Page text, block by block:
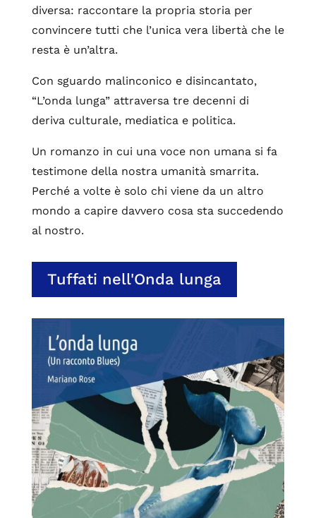
diversa: raccontare la propria storia per
convincere tutti che l’unica vera libertà che le
resta è un’altra.
Con sguardo malinconico e disincantato,
“L’onda lunga” attraversa tre decenni di
deriva culturale, mediatica e politica.
Un romanzo in cui una voce non umana si fa
testimone della nostra umanità smarrita.
Perché a volte è solo chi viene da un altro
mondo a capire davvero cosa sta succedendo
al nostro.
Tuffati nell'Onda lunga